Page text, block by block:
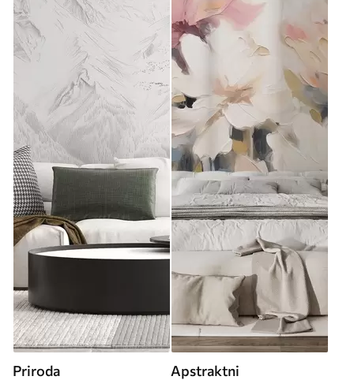
Priroda Apstraktni